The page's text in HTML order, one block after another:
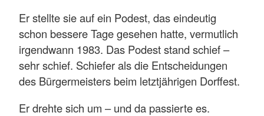
Er stellte sie auf ein Podest, das eindeutig
schon bessere Tage gesehen hatte, vermutlich
irgendwann 1983. Das Podest stand schief –
sehr schief. Schiefer als die Entscheidungen
des Bürgermeisters beim letztjährigen Dorffest.
Er drehte sich um – und da passierte es.